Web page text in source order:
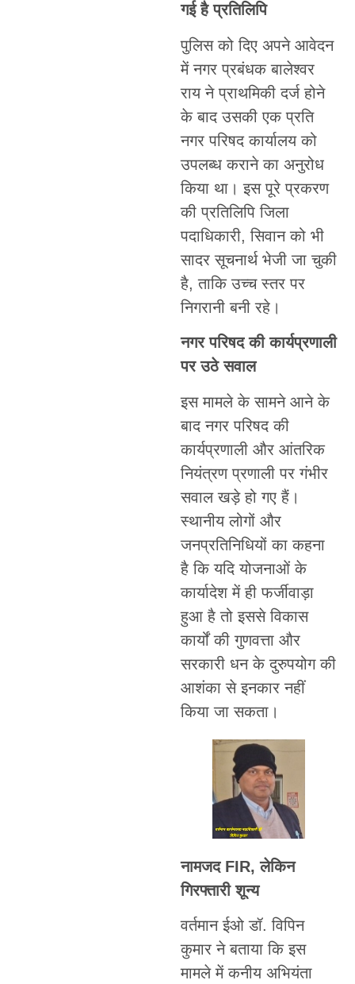
गई है प्रतिलिपि
पुलिस को दिए अपने आवेदन
में नगर प्रबंधक बालेश्वर
राय ने प्राथमिकी दर्ज होने
के बाद उसकी एक प्रति
नगर परिषद कार्यालय को
उपलब्ध कराने का अनुरोध
किया था। इस पूरे प्रकरण
की प्रतिलिपि जिला
पदाधिकारी, सिवान को भी
सादर सूचनार्थ भेजी जा चुकी
है, ताकि उच्च स्तर पर
निगरानी बनी रहे।
नगर परिषद की कार्यप्रणाली
पर उठे सवाल
इस मामले के सामने आने के
बाद नगर परिषद की
कार्यप्रणाली और आंतरिक
नियंत्रण प्रणाली पर गंभीर
सवाल खड़े हो गए हैं।
स्थानीय लोगों और
जनप्रतिनिधियों का कहना
है कि यदि योजनाओं के
कार्यादेश में ही फर्जीवाड़ा
हुआ है तो इससे विकास
कार्यों की गुणवत्ता और
सरकारी धन के दुरुपयोग की
आशंका से इनकार नहीं
किया जा सकता।
नामजद FIR, लेकिन
गिरफ्तारी शून्य
वर्तमान ईओ डॉ. विपिन
कुमार ने बताया कि इस
मामले में कनीय अभियंता